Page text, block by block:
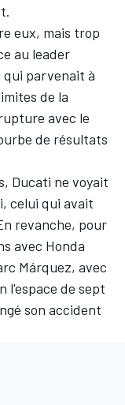
eux, mais trop
au leader
qui parvenait à
de la
avec le
de résultats
Ducati ne voyait
celui qui avait
revanche, pour
avec Honda
Márquez, avec
l'espace de sept
son accident